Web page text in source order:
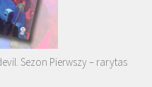
Sezon Pierwszy – rarytas